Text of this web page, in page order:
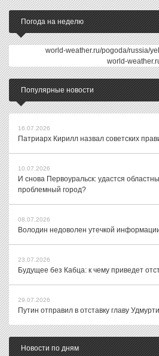
Погода на неделю
world-weather.ru/pogoda/russia/
world-
Популярные новости
16.07.2026
Патриарх Кирилл назвал советских
10.07.2026
И снова Первоуральск: удастся
проблемный город?
08.07.2026
Володин недоволен утечкой
23.07.2026
Будущее без Кабца: к чему приведет
29.07.2026
Путин отправил в отставку главу
Новости по дням